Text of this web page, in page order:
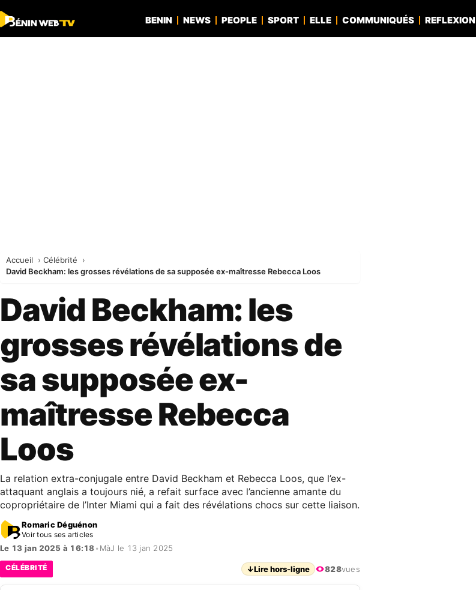
BENIN NEWS PEOPLE SPORT ELLE COMMUNIQUÉS REFLEXION
Accueil
Célébrité
David Beckham: les grosses révélations de sa supposée ex-maîtresse Rebecca Loos
David Beckham: les
grosses révélations de
sa supposée ex-
maîtresse Rebecca
Loos
La relation extra-conjugale entre David Beckham et Rebecca Loos, que l’ex-
attaquant anglais a toujours nié, a refait surface avec l’ancienne amante du
copropriétaire de l’Inter Miami qui a fait des révélations chocs sur cette liaison.
Romaric Déguénon
Voir tous ses articles
Le 13 jan 2025 à 16:18• MàJ le 13 jan 2025
CÉLÉBRITÉ ↓Lire hors-ligne 828vues